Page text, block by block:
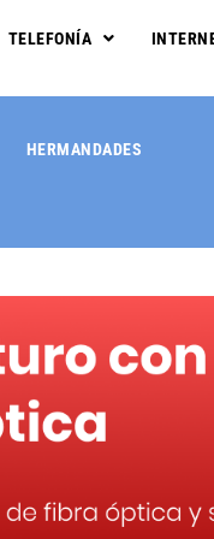
TELEFONÍA
HERMANDADES